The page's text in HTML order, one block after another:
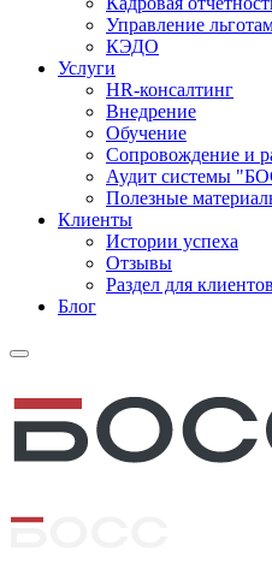
Управление
КЭДО
Услуги
HR-консалтинг
Внедрение
Обучение
Сопровождение и
Аудит системы
Полезные
Клиенты
Истории успеха
Отзывы
Раздел для клиентов
Блог